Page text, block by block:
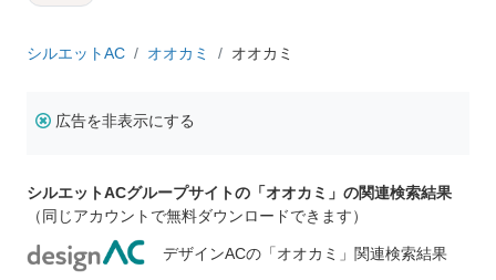
シルエットAC オオカミ オオカミ
広告を非表示にする
シルエットACグループサイトの「オオカミ」の関連検索結果
（同じアカウントで無料ダウンロードできます）
デザインACの「オオカミ」関連検索結果